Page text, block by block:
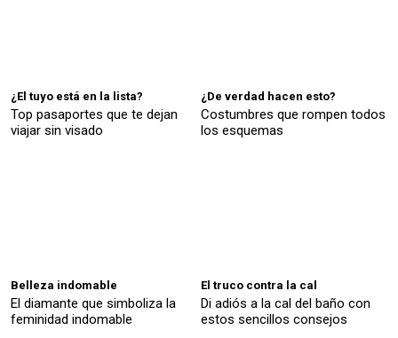
¿El tuyo está en la lista?
Top pasaportes que te dejan
viajar sin visado
¿De verdad hacen esto?
Costumbres que rompen todos
los esquemas
Belleza indomable
El diamante que simboliza la
feminidad indomable
El truco contra la cal
Di adiós a la cal del baño con
estos sencillos consejos